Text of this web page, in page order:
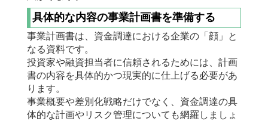
具体的な内容の事業計画書を準備する
事業計画書は、資金調達における企業の「顔」と
なる資料です。
投資家や融資担当者に信頼されるためには、計画
書の内容を具体的かつ現実的に仕上げる必要があ
ります。
事業概要や差別化戦略だけでなく、資金調達の具
体的な計画やリスク管理についても網羅しましょ